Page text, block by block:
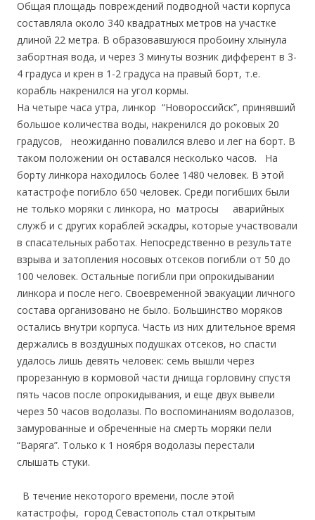
Общая площадь повреждений подводной части корпуса
составляла около 340 квадратных метров на участке
длиной 22 метра. В образовавшуюся пробоину хлынула
забортная вода, и через 3 минуты возник дифферент в 3-
4 градуса и крен в 1-2 градуса на правый борт, т.е.
корабль накренился на угол кормы.
На четыре часа утра, линкор “Новороссийск”, принявший
большое количества воды, накренился до роковых 20
градусов, неожиданно повалился влево и лег на борт. В
таком положении он оставался несколько часов. На
борту линкора находилось более 1480 человек. В этой
катастрофе погибло 650 человек. Среди погибших были
не только моряки с линкора, но матросы аварийных
служб и с других кораблей эскадры, которые участвовали
в спасательных работах. Непосредственно в результате
взрыва и затопления носовых отсеков погибли от 50 до
100 человек. Остальные погибли при опрокидывании
линкора и после него. Своевременной эвакуации личного
состава организовано не было. Большинство моряков
остались внутри корпуса. Часть из них длительное время
держались в воздушных подушках отсеков, но спасти
удалось лишь девять человек: семь вышли через
прорезанную в кормовой части днища горловину спустя
пять часов после опрокидывания, и еще двух вывели
через 50 часов водолазы. По воспоминаниям водолазов,
замурованные и обреченные на смерть моряки пели
“Варяга”. Только к 1 ноября водолазы перестали
слышать стуки.
В течение некоторого времени, после этой
катастрофы, город Севастополь стал открытым